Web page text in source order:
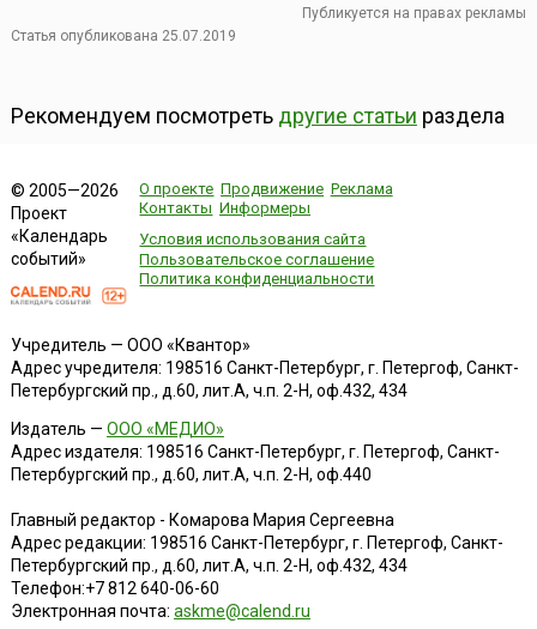
Публикуется на правах рекламы
Статья опубликована 25.07.2019
Рекомендуем посмотреть другие статьи раздела
© 2005—2026
Проект
«Календарь
событий»
О проекте Продвижение Реклама
Контакты Информеры
Условия использования сайта
Пользовательское соглашение
Политика конфиденциальности
Учредитель — ООО «Квантор»
Адрес учредителя: 198516 Санкт-Петербург, г. Петергоф, Санкт-
Петербургский пр., д.60, лит.А, ч.п. 2-Н, оф.432, 434
Издатель — ООО «МЕДИО»
Адрес издателя: 198516 Санкт-Петербург, г. Петергоф, Санкт-
Петербургский пр., д.60, лит.А, ч.п. 2-Н, оф.440
Главный редактор - Комарова Мария Сергеевна
Адрес редакции: 198516 Санкт-Петербург, г. Петергоф, Санкт-
Петербургский пр., д.60, лит.А, ч.п. 2-Н, оф.432, 434
Телефон:+7 812 640-06-60
Электронная почта: askme@calend.ru